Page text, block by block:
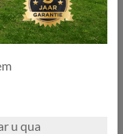
u qua